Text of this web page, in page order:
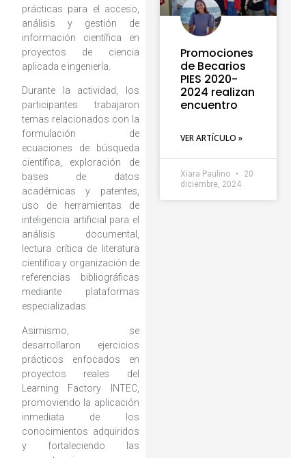
prácticas para el acceso,
análisis y gestión de
información científica en
proyectos de ciencia
aplicada e ingeniería.
Durante la actividad, los
participantes trabajaron
temas relacionados con la
formulación de
ecuaciones de búsqueda
científica, exploración de
bases de datos
académicas y patentes,
uso de herramientas de
inteligencia artificial para el
análisis documental,
lectura crítica de literatura
científica y organización de
referencias bibliográficas
mediante plataformas
especializadas.
Asimismo, se
desarrollaron ejercicios
prácticos enfocados en
proyectos reales del
Learning Factory INTEC,
promoviendo la aplicación
inmediata de los
conocimientos adquiridos
y fortaleciendo las
Promociones
de Becarios
PIES 2020-
2024 realizan
encuentro
VER ARTÍCULO »
Xiara Paulino
20
diciembre, 2024